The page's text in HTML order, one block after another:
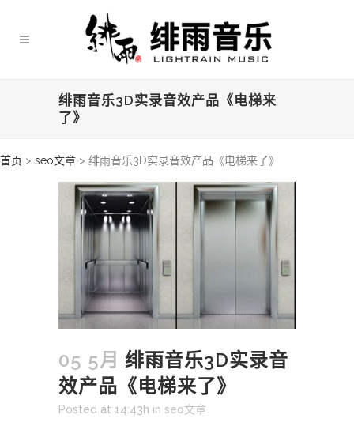
绯雨音乐3D实录音效产品《电梯来
了》
首页 > seo文章 > 绯雨音乐3D实录音效产品《电梯来了》
05 5月 绯雨音乐3D实录音
效产品《电梯来了》
Posted at 14:43h in seo文章